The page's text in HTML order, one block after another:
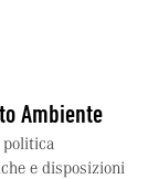
Ambiente
politica
e disposizioni